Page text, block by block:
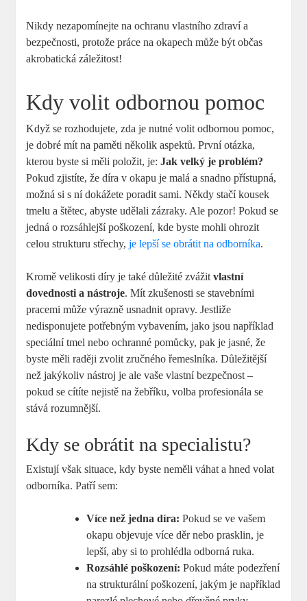
Nikdy nezapomínejte na ochranu vlastního zdraví a
bezpečnosti, protože práce na okapech může být občas
akrobatická záležitost!
Kdy volit odbornou pomoc
Když se rozhodujete, zda je nutné volit odbornou pomoc,
je dobré mít na paměti několik aspektů. První otázka,
kterou byste si měli položit, je:Jak velký je problém?
Pokud zjistíte, že díra v okapu je malá a snadno přístupná,
možná si s ní dokážete poradit sami. Někdy stačí kousek
tmelu a štětec, abyste udělali zázraky. Ale pozor! Pokud se
jedná o rozsáhlejší poškození, kde byste mohli ohrozit
celou strukturu střechy,je lepší se obrátit na odborníka.
Kromě velikosti díry je také důležité zvážitvlastní
dovednosti a nástroje. Mít zkušenosti se stavebními
pracemi může výrazně usnadnit opravy. Jestliže
nedisponujete potřebným vybavením, jako jsou například
speciální tmel nebo ochranné pomůcky, pak je jasné, že
byste měli raději zvolit zručného řemeslníka. Důležitější
než jakýkoliv nástroj je ale vaše vlastní bezpečnost –
pokud se cítíte nejistě na žebříku, volba profesionála se
stává rozumnější.
Kdy se obrátit na specialistu?
Existují však situace, kdy byste neměli váhat a hned volat
odborníka. Patří sem:
Více než jedna díra: Pokud se ve vašem
okapu objevuje více děr nebo prasklin, je
lepší, aby si to prohlédla odborná ruka.
Rozsáhlé poškození: Pokud máte podezření
na strukturální poškození, jakým je například